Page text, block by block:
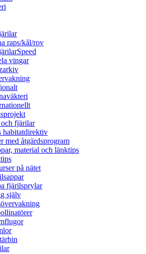
raps/kål/rov
vingar
fjärilar
habitatdirektiv
med åtgärdsprogram
material och länktips
på nätet
fjärilsprylar
själv